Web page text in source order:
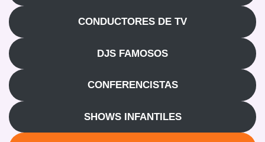
CONDUCTORES DE TV
DJS FAMOSOS
CONFERENCISTAS
SHOWS INFANTILES